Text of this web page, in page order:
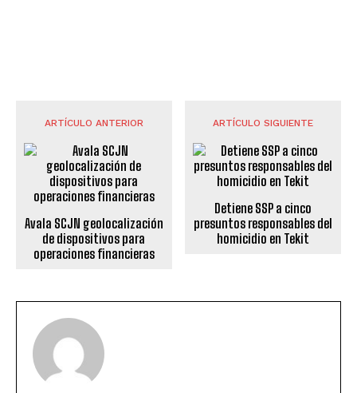
ARTÍCULO ANTERIOR
Avala SCJN geolocalización
de dispositivos para
operaciones financieras
ARTÍCULO SIGUIENTE
Detiene SSP a cinco
presuntos responsables del
homicidio en Tekit